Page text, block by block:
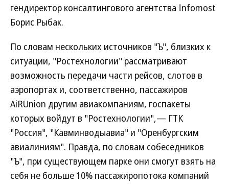
гендиректор консалтингового агентства Infomost
Борис Рыбак.
По словам нескольких источников "Ъ", близких к
ситуации, "Ростехнологии" рассматривают
возможность передачи части рейсов, слотов в
аэропортах и, соответственно, пассажиров
AiRUnion другим авиакомпаниям, госпакеты
которых войдут в "Ростехнологии",— ГТК
"Россия", "Кавминводыавиа" и "Оренбургским
авиалиниям". Правда, по словам собеседников
"Ъ", при существующем парке они смогут взять на
себя не больше 10% пассажиропотока компаний